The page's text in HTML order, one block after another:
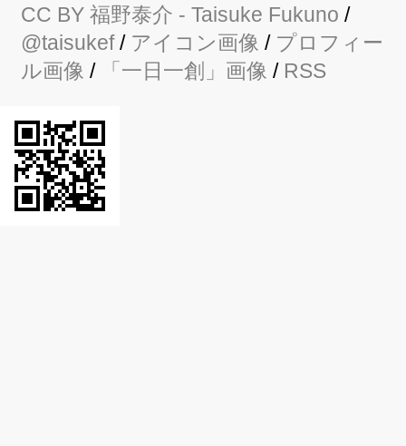
CC BY 福野泰介 - Taisuke Fukuno /
@taisukef/ アイコン画像 / プロフィー
ル画像 / 「一日一創」画像 / RSS